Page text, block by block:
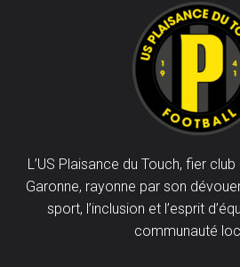
L’US Plaisance du Touch, fier
Garonne, rayonne par son
sport, l’inclusion et l’esprit
communauté